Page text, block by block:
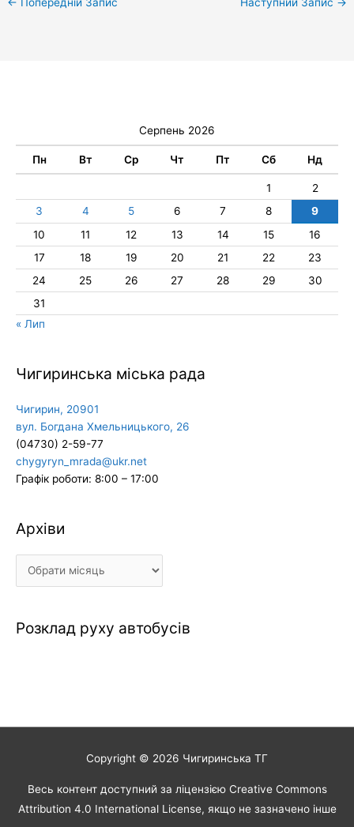
Серпень 2026
Пн Вт Ср Чт Пт Сб Нд
1
2
3
4 5 6 7 8
9
10
11 12 13 14 15
16
17
18 19 20 21 22
23
24
25 26 27 28 29
30
31
« Лип
Чигиринська міська рада
Чигирин, 20901
вул. Богдана Хмельницького, 26
(04730) 2-59-77
chygyryn_mrada@ukr.net
Графік роботи: 8:00 – 17:00
Архіви
Архіви
Розклад руху автобусів
Copyright © 2026 Чигиринська ТГ
Весь контент доступний за ліцензією Creative Commons
Attribution 4.0 International License, якщо не зазначено інше